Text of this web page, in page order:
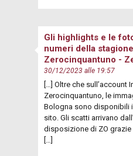
Gli highlights e le
numeri della
Zerocinquantuno -
30/12/2023 alle 19:57
[…] Oltre che
Zerocinquantuno, le
Bologna sono disponibili
sito. Gli scatti arrivano
disposizione di ZO grazie